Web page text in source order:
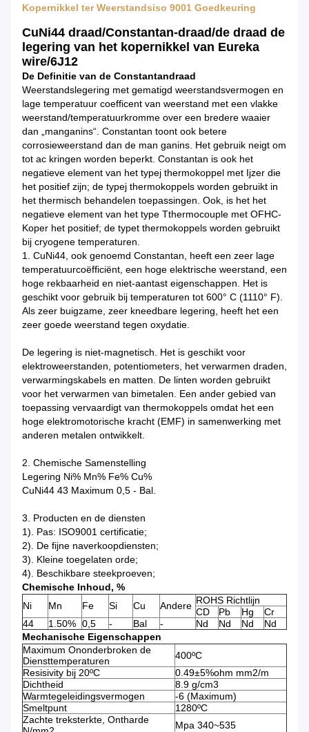
Kopernikkel ter Weerstandsiso 9001 Goedkeuring
CuNi44 draad/Constantan-draad/de draad de
legering van het kopernikkel van Eureka
wire/6J12
De Definitie van de Constantandraad
Weerstandslegering met gematigd weerstandsvermogen en
lage temperatuur coefficent van weerstand met een vlakke
weerstand/temperatuurkromme over een bredere waaier
dan „manganins“. Constantan toont ook betere
corrosieweerstand dan de man ganins. Het gebruik neigt om
tot ac kringen worden beperkt. Constantan is ook het
negatieve element van het typej thermokoppel met Ijzer die
het positief zijn; de typej thermokoppels worden gebruikt in
het thermisch behandelen toepassingen. Ook, is het het
negatieve element van het type Tthermocouple met OFHC-
Koper het positief; de typet thermokoppels worden gebruikt
bij cryogene temperaturen.
1. CuNi44, ook genoemd Constantan, heeft een zeer lage
temperatuurcoëfficiënt, een hoge elektrische weerstand, een
hoge rekbaarheid en niet-aantast eigenschappen. Het is
geschikt voor gebruik bij temperaturen tot 600° C (1110° F).
Als zeer buigzame, zeer kneedbare legering, heeft het een
zeer goede weerstand tegen oxydatie.
De legering is niet-magnetisch. Het is geschikt voor
elektroweerstanden, potentiometers, het verwarmen draden,
verwarmingskabels en matten. De linten worden gebruikt
voor het verwarmen van bimetalen. Een ander gebied van
toepassing vervaardigt van thermokoppels omdat het een
hoge elektromotorische kracht (EMF) in samenwerking met
anderen metalen ontwikkelt.
2. Chemische Samenstelling
Legering Ni% Mn% Fe% Cu%
CuNi44 43 Maximum 0,5 - Bal.
3. Producten en de diensten
1). Pas: ISO9001 certificatie;
2). De fijne naverkoopdiensten;
3). Kleine toegelaten orde;
4). Beschikbare steekproeven;
Chemische Inhoud, %
Ni
Mn Fe Si Cu Andere ROHS Richtlijn
CD
Pb Hg
Cr
44
1.50% 0,5 - Bal - Nd Nd Nd
Nd
Mechanische Eigenschappen
Maximum Ononderbroken de
Diensttemperaturen
400ºC
Resisivity bij 20ºC
0.49±5%ohm mm2/m
Dichtheid
8.9 g/cm3
Warmtegeleidingsvermogen
-6 (Maximum)
Smeltpunt
1280ºC
Zachte treksterkte, Ontharde
Mpa 340~535